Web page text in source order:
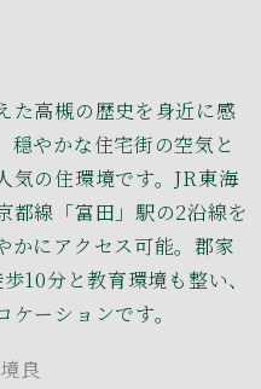
た高槻の歴史を身近に感
穏やかな住宅街の空気と
気の住環境です。JR東海
都線「富田」駅の2沿線を
かにアクセス可能。郡家
10分と教育環境も整い、
ーションです。
良